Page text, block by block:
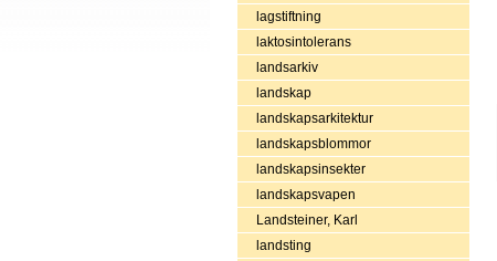
lagstiftning
laktosintolerans
landsarkiv
landskap
landskapsarkitektur
landskapsblommor
landskapsinsekter
landskapsvapen
Landsteiner, Karl
landsting